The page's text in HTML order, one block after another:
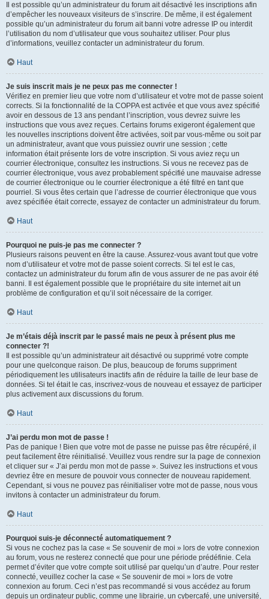
Il est possible qu’un administrateur du forum ait désactivé les inscriptions afin
d’empêcher les nouveaux visiteurs de s’inscrire. De même, il est également
possible qu’un administrateur du forum ait banni votre adresse IP ou interdit
l’utilisation du nom d’utilisateur que vous souhaitez utiliser. Pour plus
d’informations, veuillez contacter un administrateur du forum.
Haut
Je suis inscrit mais je ne peux pas me connecter !
Vérifiez en premier lieu que votre nom d’utilisateur et votre mot de passe soient
corrects. Si la fonctionnalité de la COPPA est activée et que vous avez spécifié
avoir en dessous de 13 ans pendant l’inscription, vous devrez suivre les
instructions que vous avez reçues. Certains forums exigeront également que
les nouvelles inscriptions doivent être activées, soit par vous-même ou soit par
un administrateur, avant que vous puissiez ouvrir une session ; cette
information était présente lors de votre inscription. Si vous aviez reçu un
courrier électronique, consultez les instructions. Si vous ne recevez pas de
courrier électronique, vous avez probablement spécifié une mauvaise adresse
de courrier électronique ou le courrier électronique a été filtré en tant que
pourriel. Si vous êtes certain que l’adresse de courrier électronique que vous
avez spécifiée était correcte, essayez de contacter un administrateur du forum.
Haut
Pourquoi ne puis-je pas me connecter ?
Plusieurs raisons peuvent en être la cause. Assurez-vous avant tout que votre
nom d’utilisateur et votre mot de passe soient corrects. Si tel est le cas,
contactez un administrateur du forum afin de vous assurer de ne pas avoir été
banni. Il est également possible que le propriétaire du site internet ait un
problème de configuration et qu’il soit nécessaire de la corriger.
Haut
Je m’étais déjà inscrit par le passé mais ne peux à présent plus me
connecter ?!
Il est possible qu’un administrateur ait désactivé ou supprimé votre compte
pour une quelconque raison. De plus, beaucoup de forums suppriment
périodiquement les utilisateurs inactifs afin de réduire la taille de leur base de
données. Si tel était le cas, inscrivez-vous de nouveau et essayez de participer
plus activement aux discussions du forum.
Haut
J’ai perdu mon mot de passe !
Pas de panique ! Bien que votre mot de passe ne puisse pas être récupéré, il
peut facilement être réinitialisé. Veuillez vous rendre sur la page de connexion
et cliquer sur « J’ai perdu mon mot de passe ». Suivez les instructions et vous
devriez être en mesure de pouvoir vous connecter de nouveau rapidement.
Cependant, si vous ne pouvez pas réinitialiser votre mot de passe, nous vous
invitons à contacter un administrateur du forum.
Haut
Pourquoi suis-je déconnecté automatiquement ?
Si vous ne cochez pas la case « Se souvenir de moi » lors de votre connexion
au forum, vous ne resterez connecté que pour une période prédéfinie. Cela
permet d’éviter que votre compte soit utilisé par quelqu’un d’autre. Pour rester
connecté, veuillez cocher la case « Se souvenir de moi » lors de votre
connexion au forum. Ceci n’est pas recommandé si vous accédez au forum
depuis un ordinateur public, comme une librairie, un cybercafé, une université,